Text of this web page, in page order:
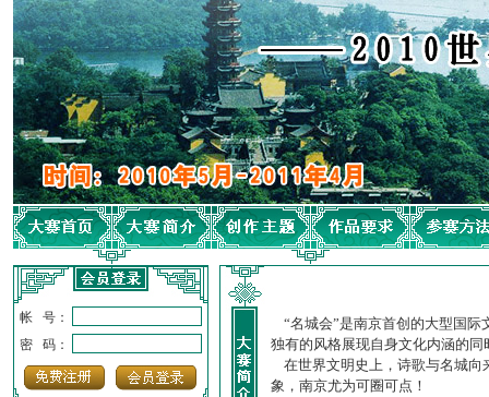
帐 号：
密 码：
“名城会”是南京首创的大型国际
独有的风格展现自身文化内涵的
在世界文明史上，诗歌与名城向
象，南京尤为可圈可点！